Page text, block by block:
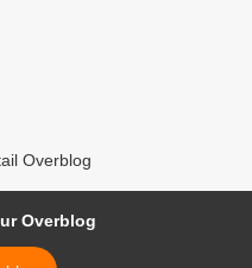
Overblog
Overblog